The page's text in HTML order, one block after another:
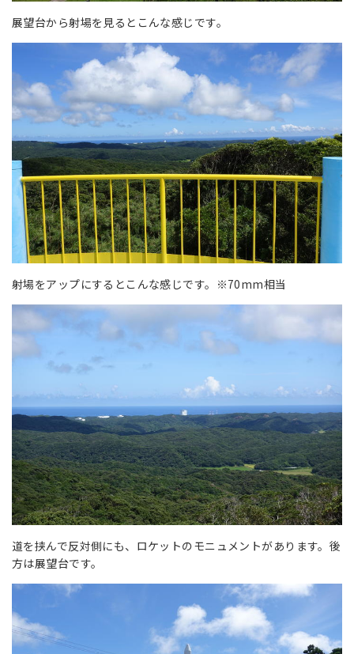
展望台から射場を見るとこんな感じです。
射場をアップにするとこんな感じです。※70mm相当
道を挟んで反対側にも、ロケットのモニュメントがあります。後
方は展望台です。